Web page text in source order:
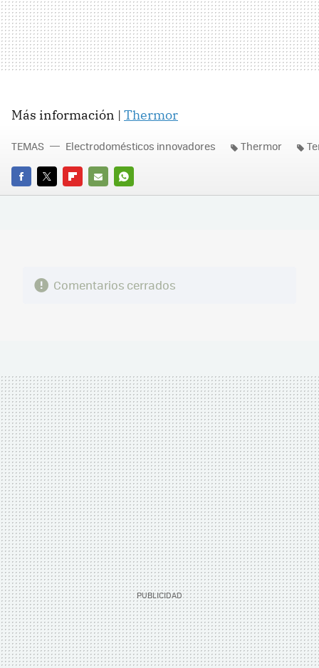
Más información | Thermor
FACEBOOK
TWITTERFLIPBOARD
E-
WHATSAPP
TEMAS Electrodomésticos innovadores Thermor
Comentarios cerrados